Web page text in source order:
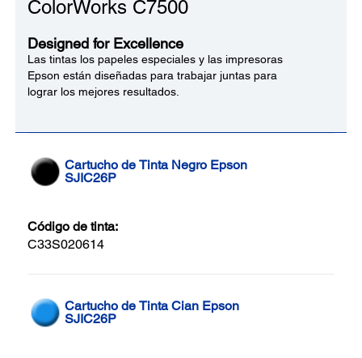
ColorWorks C7500
Designed for Excellence
Las tintas los papeles especiales y las impresoras
Epson están diseñadas para trabajar juntas para
lograr los mejores resultados.
Cartucho de Tinta Negro Epson
SJIC26P
Código de tinta:
C33S020614
Cartucho de Tinta Cian Epson
SJIC26P